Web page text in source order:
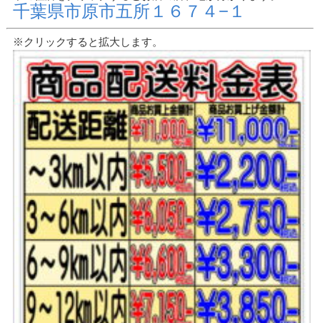
千葉県市原市五所１６７４−１
※クリックすると拡大します。